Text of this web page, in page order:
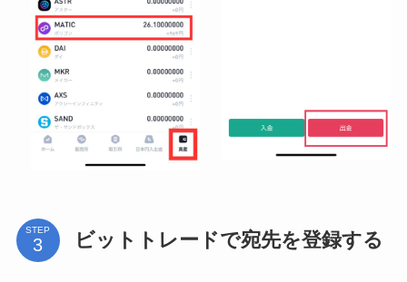
STEP ビットトレードで宛先を登録する